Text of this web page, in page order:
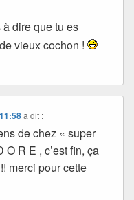
dire que tu es
vieux cochon !
a dit :
de chez « super
R E , c’est fin, ça
merci pour cette